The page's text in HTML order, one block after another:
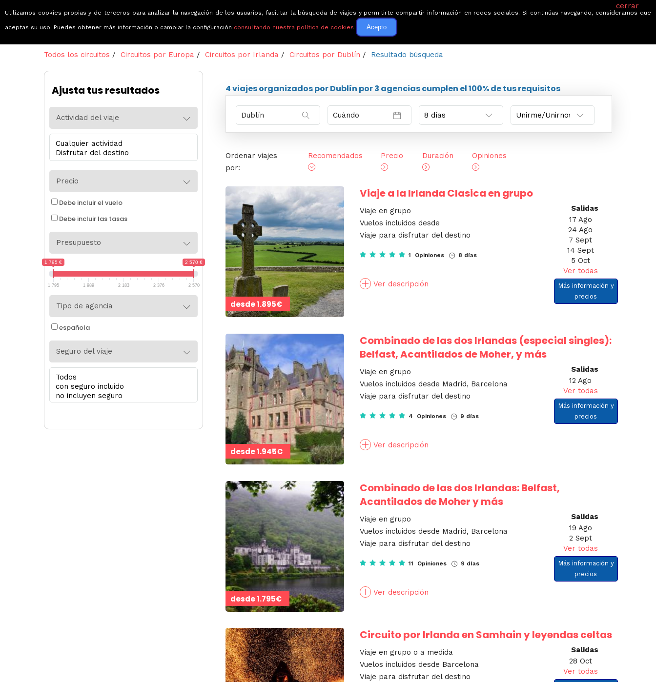
Viajes que emocionan
Circuitos Guías de viaje Ofertas Blog Quiénes somos
Todos los circuitos / Circuitos por Europa / Circuitos por Irlanda / Circuitos por Dublín / Resultado búsqueda
4 viajesorganizados por Dublín por3 agenciascumplen el 100% de tus requisitos
Ordenar viajes
por:
Recomendados Precio Duración Opiniones
desde1.895€
Viaje a la Irlanda Clasica en grupo
Viaje en grupo
Vuelos incluidos desde
Viaje para disfrutar del destino
1 Opiniones 8 días
Ver descripción
Salidas
17 Ago
24 Ago
7 Sept
14 Sept
5 Oct
Ver todas
Más información y
precios
desde1.945€
Combinado de las dos Irlandas (especial singles):
Belfast, Acantilados de Moher, y más
Viaje en grupo
Vuelos incluidos desde Madrid, Barcelona
Viaje para disfrutar del destino
4 Opiniones 9 días
Ver descripción
Salidas
12 Ago
Ver todas
Más información y
precios
desde1.795€
Combinado de las dos Irlandas: Belfast,
Acantilados de Moher y más
Viaje en grupo
Vuelos incluidos desde Madrid, Barcelona
Viaje para disfrutar del destino
11 Opiniones 9 días
Ver descripción
Salidas
19 Ago
2 Sept
Ver todas
Más información y
precios
Circuito por Irlanda en Samhain y leyendas celtas
Viaje en grupo o a medida
Vuelos incluidos desde Barcelona
Viaje para disfrutar del destino
Salidas
28 Oct
Ver todas
Ajusta tus resultados
Actividad del viaje
Precio
Debe incluir el vuelo
Debe incluir las tasas
Presupuesto
1 795 € 2 570 €
1 795 1 989 2 183 2 376 2 570
Tipo de agencia
española
Seguro del viaje
cerrar
Utilizamos cookies propias y de terceros para analizar la navegación de los usuarios, facilitar la búsqueda de viajes y permitirte compartir información en redes sociales. Si continúas navegando, consideramos que
aceptas su uso. Puedes obtener más información o cambiar la configuración consultando nuestra política de cookies Acepto